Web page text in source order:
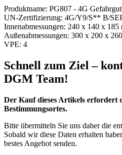
Produktname: PG807 - 4G
UN-Zertifizierung: 4G/Y9/S** B/
Innenabmessungen: 240 x 140 x 185
Außenabmessungen: 300 x 200 x
VPE: 4
Schnell zum Ziel –
DGM Team!
Der Kauf dieses Artikels erfordert
Bestimmungsortes.
Bitte übermitteln Sie uns daher die
Sobald wir diese Daten erhalten
bestes Angebot senden.